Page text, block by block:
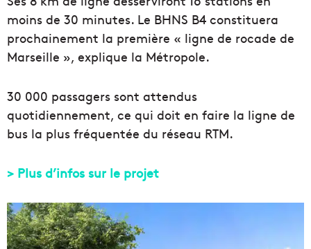
moins de 30 minutes. Le BHNS B4 constituera
prochainement la première « ligne de rocade de
Marseille », explique la Métropole.
30 000 passagers sont attendus
quotidiennement, ce qui doit en faire la ligne de
bus la plus fréquentée du réseau RTM.
> Plus d’infos sur le projet